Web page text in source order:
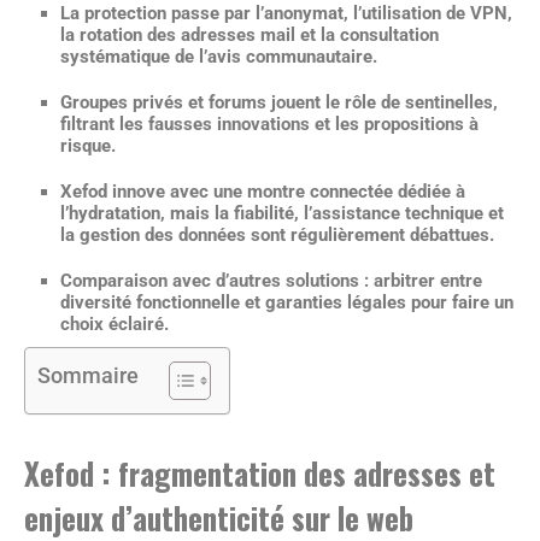
La protection passe par l’anonymat, l’utilisation de VPN,
la rotation des adresses mail et la consultation
systématique de l’avis communautaire.
Groupes privés et forums jouent le rôle de sentinelles,
filtrant les fausses innovations et les propositions à
risque.
Xefod innove avec une montre connectée dédiée à
l’hydratation, mais la fiabilité, l’assistance technique et
la gestion des données sont régulièrement débattues.
Comparaison avec d’autres solutions : arbitrer entre
diversité fonctionnelle et garanties légales pour faire un
choix éclairé.
Sommaire
Xefod : fragmentation des adresses et
enjeux d’authenticité sur le web